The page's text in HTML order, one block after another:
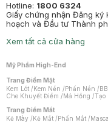
Hotline: 1800 6324
Giấy chứng nhận Đăng ký
hoạch và Đầu tư Thành
Xem tất cả cửa hàng
Mỹ Phẩm High-End
Trang Điểm Mặt
Kem Lót /Kem Nền /Phấn Nền /
Che Khuyết Điểm /Má Hồng /
Trang Điểm Mắt
Kẻ Mày /Kẻ Mắt /Phấn Mắt /